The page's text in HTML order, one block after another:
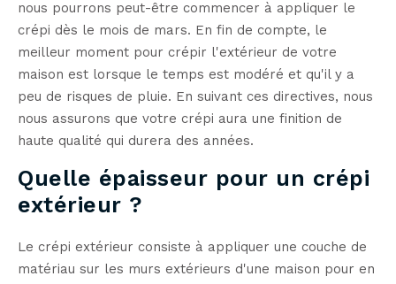
nous pourrons peut-être commencer à appliquer le
crépi dès le mois de mars. En fin de compte, le
meilleur moment pour crépir l'extérieur de votre
maison est lorsque le temps est modéré et qu'il y a
peu de risques de pluie. En suivant ces directives, nous
nous assurons que votre crépi aura une finition de
haute qualité qui durera des années.
Quelle épaisseur pour un crépi
extérieur ?
Le crépi extérieur consiste à appliquer une couche de
matériau sur les murs extérieurs d'une maison pour en